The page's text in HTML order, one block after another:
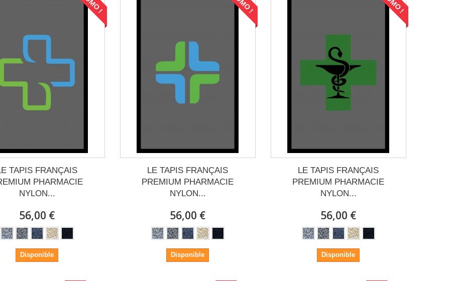
TAPIS FRANÇAIS
PHARMACIE
NYLON...
56,00 €
Disponible
LE TAPIS FRANÇAIS
PREMIUM PHARMACIE
NYLON...
56,00 €
Disponible
LE TAPIS FRANÇAIS
PREMIUM PHARMACIE
NYLON...
56,00 €
Disponible